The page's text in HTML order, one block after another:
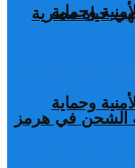
وحماية
الشحن في هرمز
حياة مصرية
وحماية